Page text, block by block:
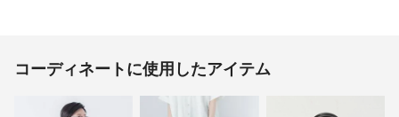
コーディネートに使用したアイテム